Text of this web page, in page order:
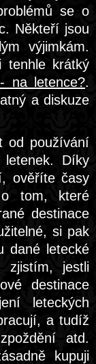
se o
Někteří jsou
výjimkám.
tenhle krátký
na letence?.
a diskuze
od používání
Díky
ověříte časy
o tom, které
destinace
si pak
dané letecké
zjistím, jestli
destinace
leteckých
a tudíž
atd.
kupuji